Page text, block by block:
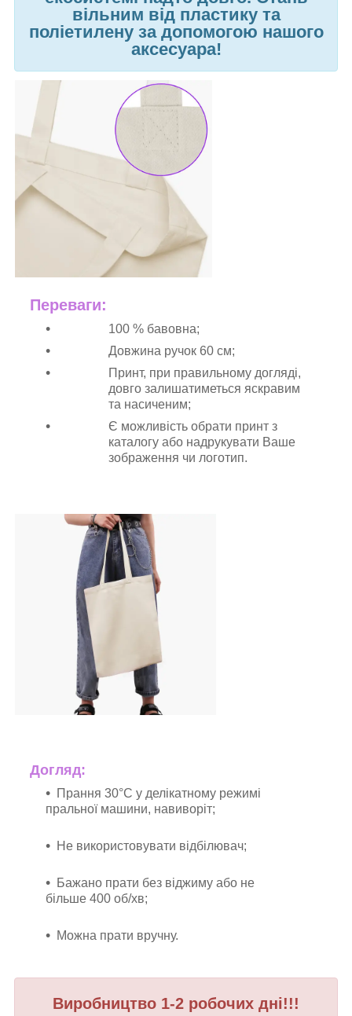
вільним від пластику та
поліетилену за допомогою нашого
аксесуара!
Переваги:
100 % бавовна;
Довжина ручок 60 см;
Принт, при правильному догляді,
довго залишатиметься яскравим
та насиченим;
Є можливість обрати принт з
каталогу або надрукувати Ваше
зображення чи логотип.
Догляд:
Прання 30°C у делікатному режимі
пральної машини, навиворіт;
Не використовувати відбілювач;
Бажано прати без віджиму або не
більше 400 об/хв;
Можна прати вручну.
Виробництво 1-2 робочих дні!!!